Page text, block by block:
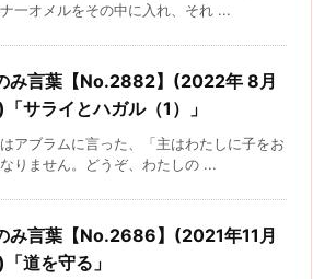
一オメルをその中に入れ、それ ...
み言葉【No.2882】(2022年 8月
サライとハガル（1）」
アブラムに言った、「主はわたしに子をお
りません。どうぞ、わたしの ...
み言葉【No.2686】(2021年11月
道を守る」